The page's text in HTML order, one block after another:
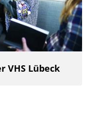
VHS Lübeck